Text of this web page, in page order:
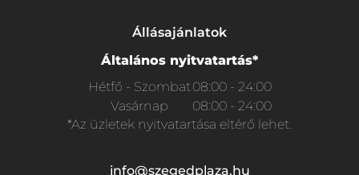
Állásajánlatok
Általános nyitvatartás*
Hétfő - Szombat08:00 - 24:00
Vasárnap
08:00 - 24:00
*Az üzletek nyitvatartása eltérő lehet.
info@szegedplaza.hu